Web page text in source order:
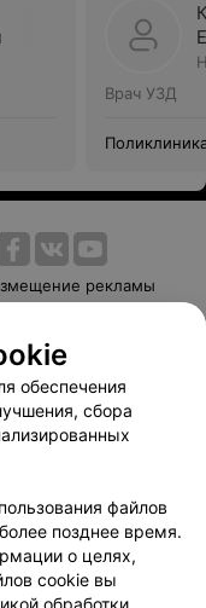
Врач УЗД
рекламы
Способы оплаты
103.by
данных
обеспечения
сбора
файлов
позднее время.
о целях,
cookie вы
обработки